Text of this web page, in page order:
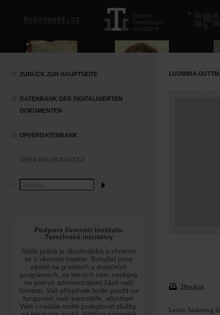
ZURÜCK ZUR HAUPTSEITE
DATENBANK DER DIGITALISIERTEN
DOKUMENTEN
OPFERDATENBANK
ÜBER HOLOCAUST.CZ
LUDWINA
Drucken
Letzte Änderung